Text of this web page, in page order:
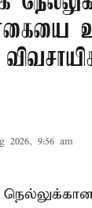
2026, 9:56 am